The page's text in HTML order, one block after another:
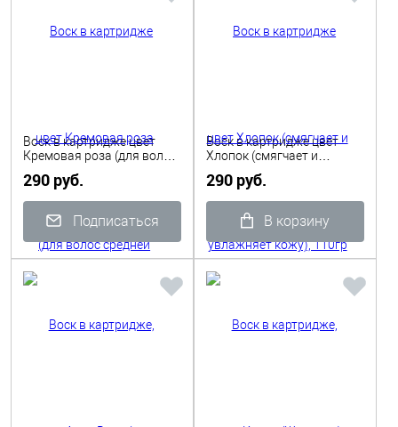
Воск в картридже цвет
Кремовая роза (для волос
Depilflax
290 руб.
Подписаться
Воск в картридже цвет
Хлопок (смягчает и
Depilflax
290 руб.
В корзину